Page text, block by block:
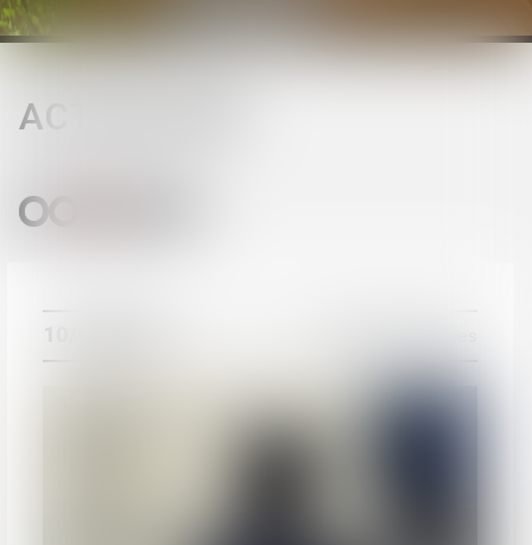
ACTUALITÉS
ACTUALITÉS
10/07/2026